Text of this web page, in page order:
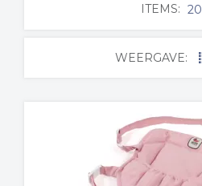
ITEMS: 20
WEERGAVE: